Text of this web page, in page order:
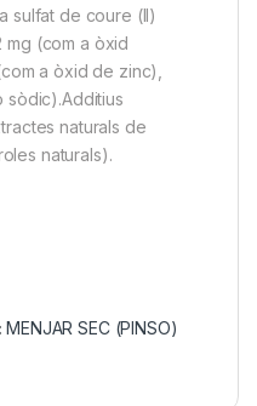
sulfat de coure (II)
mg (com a òxid
a òxid de zinc),
sòdic).Additius
naturals de
naturals).
MENJAR SEC (PINSO)